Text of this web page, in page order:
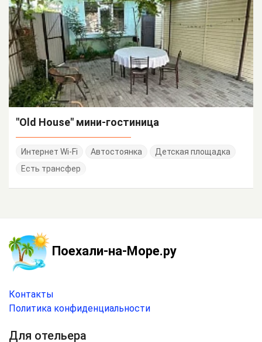
"Old House" мини-гостиница
Интернет Wi-Fi Автостоянка
Детская площадка
Есть трансфер
Поехали-на-Море.ру
Контакты
Политика конфиденциальности
Для отельера